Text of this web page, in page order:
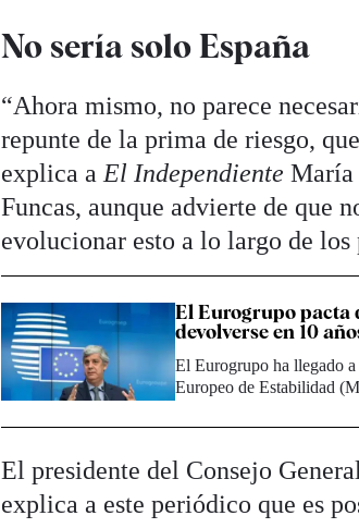
No sería solo España
“Ahora mismo, no parece
repunte de la prima de riesgo,
explica a El Independiente María
Funcas, aunque advierte de que
evolucionar esto a lo largo de los
El Eurogrupo pacta
devolverse en 10
El Eurogrupo ha llegado a
Europeo de Estabilidad
El presidente del Consejo
explica a este periódico que es